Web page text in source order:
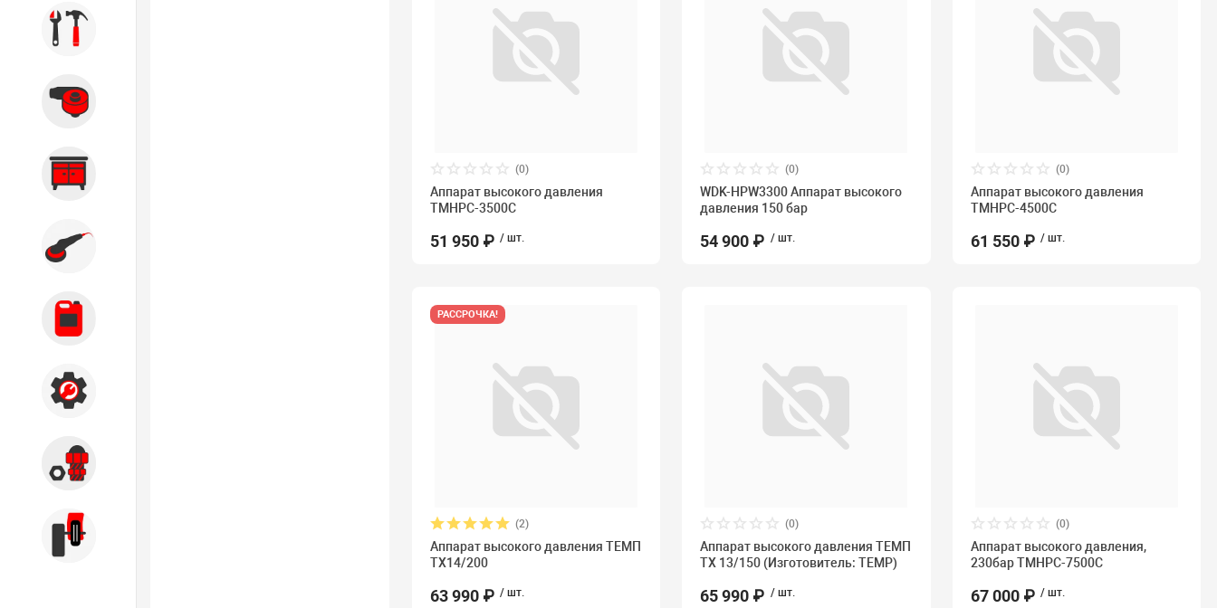
(0)
Аппарат высокого давления
TMHPC-3500C
51 950 ₽ / шт.
(0)
WDK-HPW3300 Аппарат высокого
давления 150 бар
54 900 ₽ / шт.
(0)
Аппарат высокого давления
TMHPC-4500C
61 550 ₽ / шт.
РАССРОЧКА!
(2)
Аппарат высокого давления ТЕМП
TX14/200
63 990 ₽ / шт.
(0)
Аппарат высокого давления ТЕМП
ТХ 13/150 (Изготовитель: TEMP)
65 990 ₽ / шт.
(0)
Аппарат высокого давления,
230бар TMHPC-7500C
67 000 ₽ / шт.